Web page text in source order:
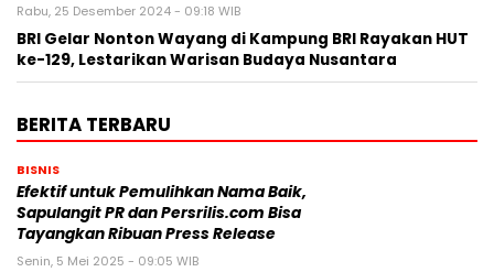
Rabu, 25 Desember 2024 - 09:18 WIB
BRI Gelar Nonton Wayang di Kampung BRI Rayakan HUT
ke-129, Lestarikan Warisan Budaya Nusantara
BERITA TERBARU
BISNIS
Efektif untuk Pemulihkan Nama Baik,
Sapulangit PR dan Persrilis.com Bisa
Tayangkan Ribuan Press Release
Senin, 5 Mei 2025 - 09:05 WIB